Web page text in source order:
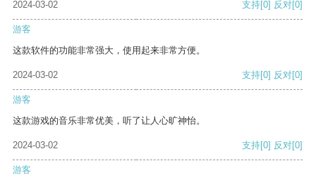
2024-03-02 支持[0] 反对[0]
游客
这款软件的功能非常强大，使用起来非常方便。
2024-03-02 支持[0] 反对[0]
游客
这款游戏的音乐非常优美，听了让人心旷神怡。
2024-03-02 支持[0] 反对[0]
游客